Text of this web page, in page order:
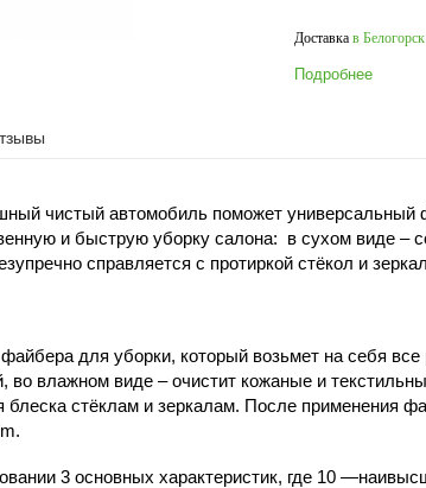
Доставка в Белогорск
Подробнее
чистый автомобиль поможет
и быструю уборку салона: в сухом виде –
справляется с протиркой стёкол и
для уборки, который возьмет на себя
во влажном виде – очистит кожаные и
стёклам и зеркалам. После применения
3 основных характеристик, где 10